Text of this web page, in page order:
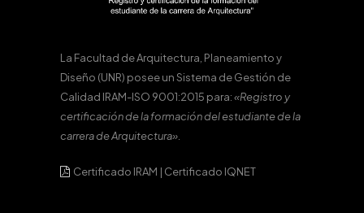
La Facultad de Arquitectura, Planeamiento y
Diseño (UNR) posee un Sistema de Gestión de
Calidad IRAM-ISO 9001:2015 para:«Registro y
certificación de la formación del estudiante de la
carrera de Arquitectura».
Certificado IRAM | Certificado IQNET